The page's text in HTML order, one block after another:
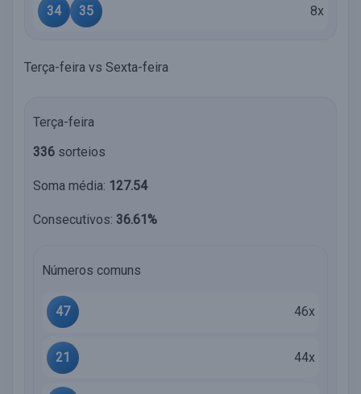
34 35 8x
Terça-feira vs Sexta-feira
Terça-feira
336 sorteios
Soma média: 127.54
Consecutivos: 36.61%
Números comuns
47 46x
21 44x